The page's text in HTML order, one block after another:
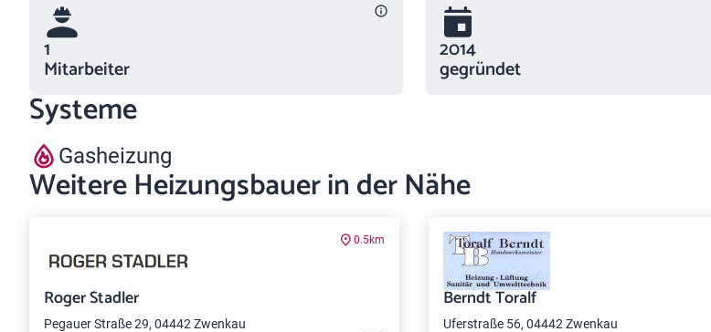
1
Mitarbeiter
2014
gegründet
Systeme
Gasheizung
Weitere Heizungsbauer in der Nähe
0.5km
Roger Stadler
Pegauer Straße 29, 04442 Zwenkau
Berndt Toralf
Uferstraße 56, 04442 Zwenkau